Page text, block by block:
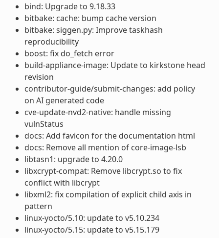
bind: Upgrade to 9.18.33
bitbake: cache: bump cache version
bitbake: siggen.py: Improve taskhash
reproducibility
boost: fix do_fetch error
build-appliance-image: Update to kirkstone head
revision
contributor-guide/submit-changes: add policy
on AI generated code
cve-update-nvd2-native: handle missing
vulnStatus
docs: Add favicon for the documentation html
docs: Remove all mention of core-image-lsb
libtasn1: upgrade to 4.20.0
libxcrypt-compat: Remove libcrypt.so to fix
conflict with libcrypt
libxml2: fix compilation of explicit child axis in
pattern
linux-yocto/5.10: update to v5.10.234
linux-yocto/5.15: update to v5.15.179